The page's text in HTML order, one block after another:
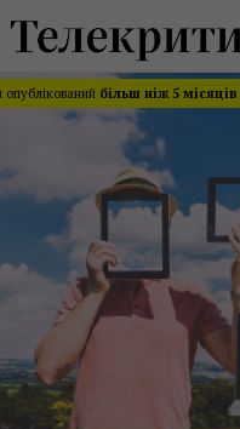
опублікований більш ніж 5